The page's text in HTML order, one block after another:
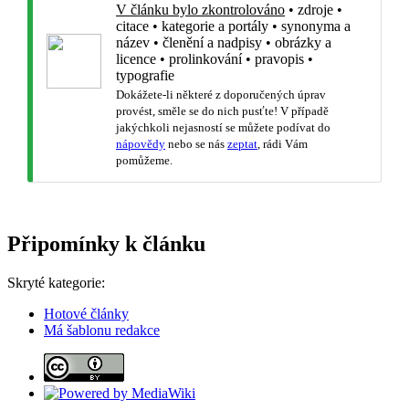
V článku bylo zkontrolováno • zdroje •
citace • kategorie a portály • synonyma a
název • členění a nadpisy • obrázky a
licence • prolinkování• pravopis •
typografie
Dokážete-li některé z doporučených úprav
provést, směle se do nich pusťte! V případě
jakýchkoli nejasností se můžete podívat do
nápovědy nebo se nás zeptat , rádi Vám
pomůžeme.
Připomínky k článku
Skryté kategorie:
Hotové články
Má šablonu redakce